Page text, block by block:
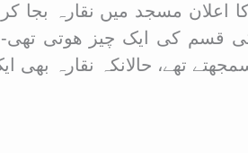
کا اعلان مسجد میں نقارہ بجا
قسم کی ایک چیز ھوتی تھی-
تھے، حالانکہ نقارہ